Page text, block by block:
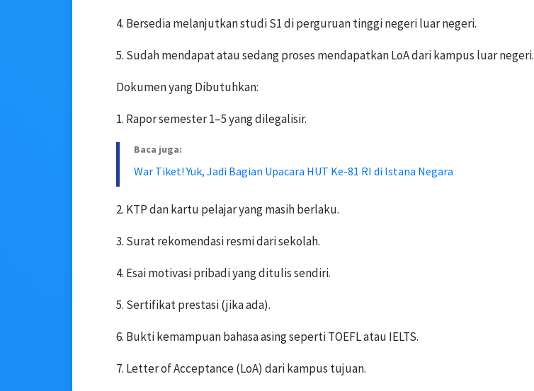
4. Bersedia melanjutkan studi S1 di perguruan tinggi negeri luar negeri.
5. Sudah mendapat atau sedang proses mendapatkan LoA dari kampus luar negeri.
Dokumen yang Dibutuhkan:
1. Rapor semester 1–5 yang dilegalisir.
Baca juga:
War Tiket! Yuk, Jadi Bagian Upacara HUT Ke-81 RI di Istana Negara
2. KTP dan kartu pelajar yang masih berlaku.
3. Surat rekomendasi resmi dari sekolah.
4. Esai motivasi pribadi yang ditulis sendiri.
5. Sertifikat prestasi (jika ada).
6. Bukti kemampuan bahasa asing seperti TOEFL atau IELTS.
7. Letter of Acceptance (LoA) dari kampus tujuan.